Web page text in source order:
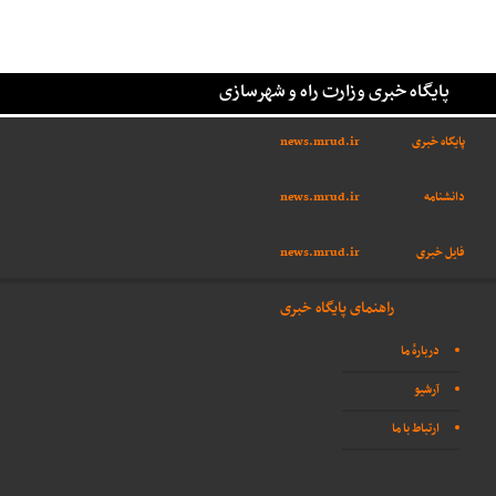
پایگاه خبری وزارت راه و شهرسازی
پایگاه خبری news.mrud.ir
دانشنامه
news.mrud.ir
فایل خبری news.mrud.ir
راهنمای پایگاه خبری
دربارهٔ ما
آرشیو
ارتباط با ما